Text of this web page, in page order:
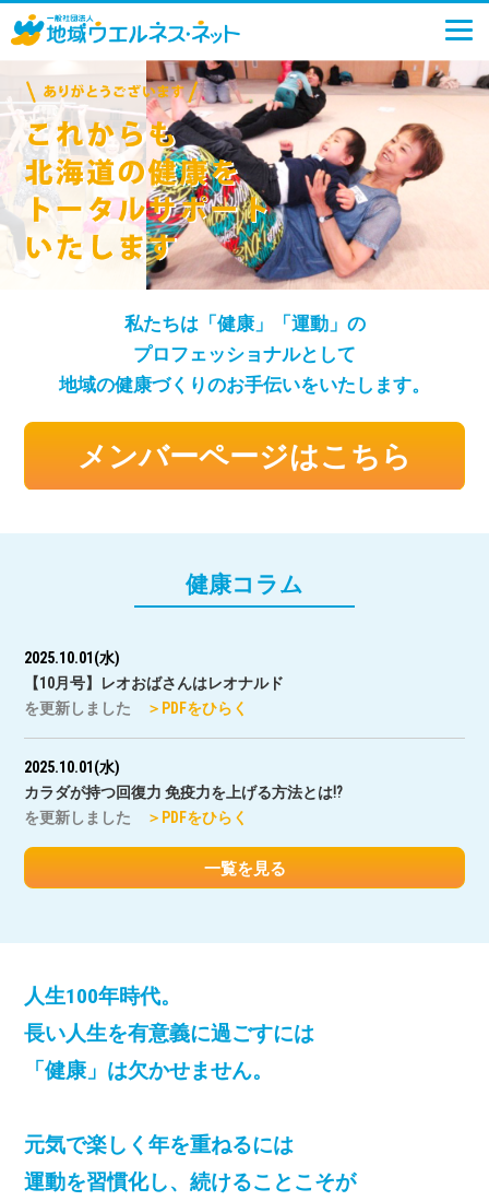
私たちは「健康」「運動」の
プロフェッショナルとして
地域の健康づくりのお手伝いをいたします。
メンバーページはこちら
健康コラム
2025.10.01(水)
【10月号】レオおばさんはレオナルド
を更新しました
＞PDFをひらく
2025.10.01(水)
カラダが持つ回復⼒ 免疫⼒を上げる⽅法とは⁉
を更新しました
＞PDFをひらく
一覧を見る
人生100年時代。
長い人生を有意義に過ごすには
「健康」は欠かせません。
元気で楽しく年を重ねるには
運動を習慣化し、続けることこそが